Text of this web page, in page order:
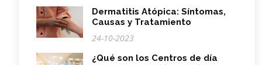
Dermatitis Atópica: Síntomas,
Causas y Tratamiento
24-10-2023
¿Qué son los Centros de día